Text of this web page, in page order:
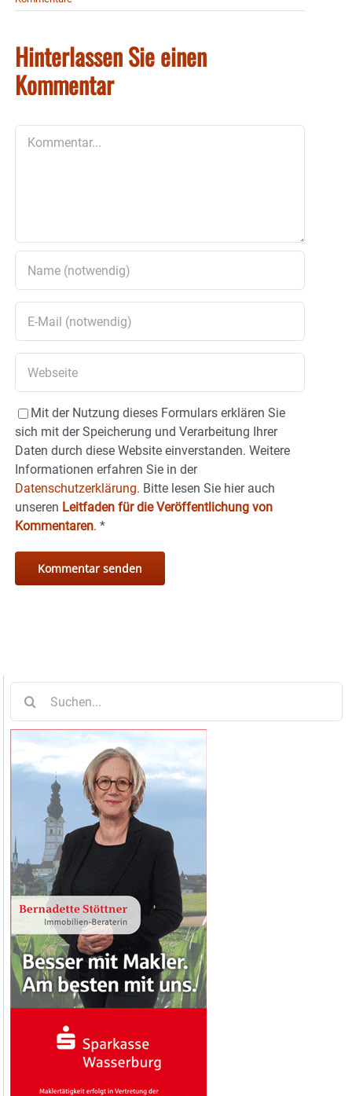
Hinterlassen Sie einen
Kommentar
Mit der Nutzung dieses Formulars erklären Sie
sich mit der Speicherung und Verarbeitung Ihrer
Daten durch diese Website einverstanden. Weitere
Informationen erfahren Sie in der
Datenschutzerklärung. Bitte lesen Sie hier auch
unseren Leitfaden für die Veröffentlichung von
Kommentaren. *
nach: